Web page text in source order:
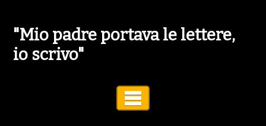
"Mio padre portava le lettere,
io scrivo"